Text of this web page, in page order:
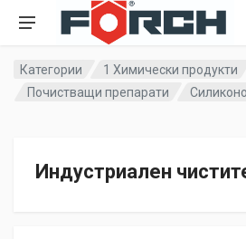
Категории
1 Химически продукти
Почистващи препарати
Индустриален